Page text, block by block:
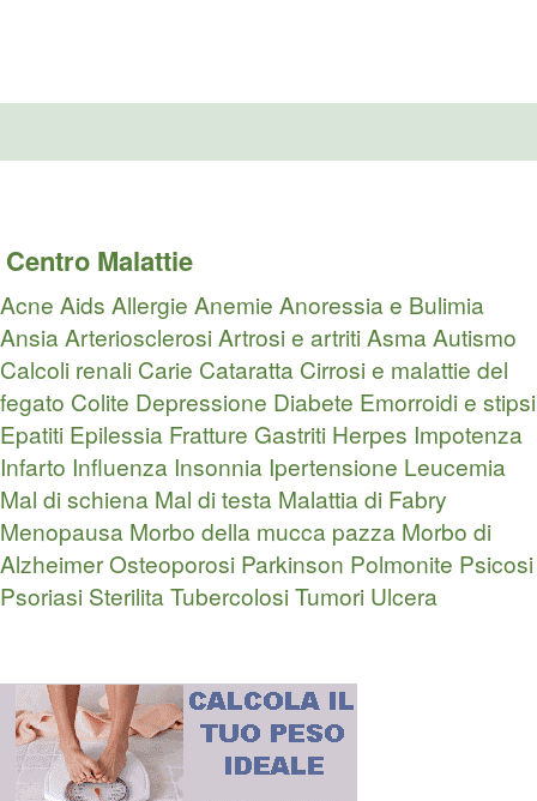
Centro Malattie
Acne Aids Allergie Anemie Anoressia e Bulimia
AnsiaArteriosclerosiArtrosi e artritiAsmaAutismo
Calcoli renali Carie Cataratta Cirrosi e malattie del
fegato Colite Depressione Diabete Emorroidi e stipsi
Epatiti Epilessia Fratture Gastriti Herpes Impotenza
Infarto Influenza Insonnia Ipertensione Leucemia
Mal di schiena Mal di testa Malattia di Fabry
Menopausa Morbo della mucca pazza Morbo di
AlzheimerOsteoporosi Parkinson Polmonite Psicosi
Psoriasi SterilitaTubercolosiTumori Ulcera